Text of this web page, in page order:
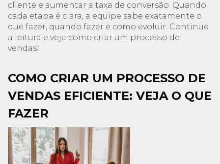
cliente e aumentar a taxa de conversão. Quando
cada etapa é clara, a equipe sabe exatamente o
que fazer, quando fazer e como evoluir. Continue
a leitura e veja como criar um processo de
vendas!
COMO CRIAR UM PROCESSO DE
VENDAS EFICIENTE: VEJA O QUE
FAZER